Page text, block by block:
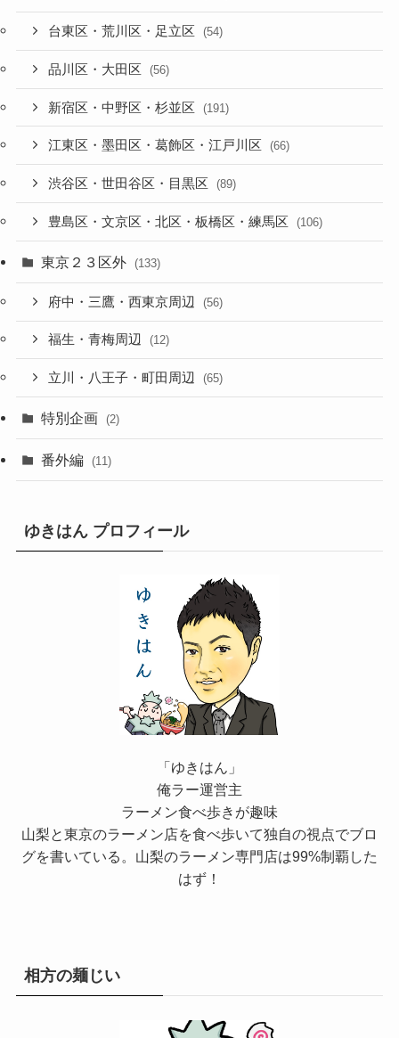
台東区・荒川区・足立区 (54)
品川区・大田区 (56)
新宿区・中野区・杉並区 (191)
江東区・墨田区・葛飾区・江戸川区 (66)
渋谷区・世田谷区・目黒区 (89)
豊島区・文京区・北区・板橋区・練馬区 (106)
東京２３区外 (133)
府中・三鷹・西東京周辺 (56)
福生・青梅周辺 (12)
立川・八王子・町田周辺 (65)
特別企画 (2)
番外編 (11)
ゆきはん プロフィール
「ゆきはん」
俺ラー運営主
ラーメン食べ歩きが趣味
山梨と東京のラーメン店を食べ歩いて独自の視点でブロ
グを書いている。山梨のラーメン専門店は99%制覇した
はず！
相方の麺じい